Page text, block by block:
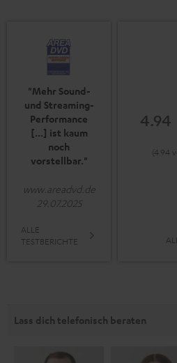
"Mehr Sound-
und Streaming-
Performance
[...] ist kaum
noch
vorstellbar."
www.areadvd.de
29.07.2025
ALLE
TESTBERICHTE
4.94
(4.94
Lass dich telefonisch beraten